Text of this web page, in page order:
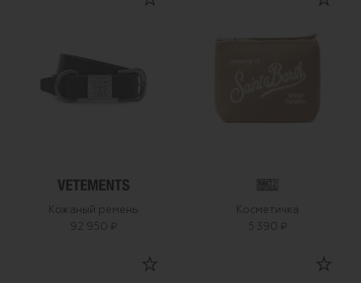
Кожаный ремень
92 950 ₽
Косметичка
5 390 ₽